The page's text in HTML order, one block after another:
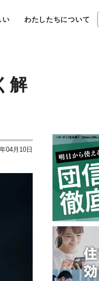
い わたしたちについて
解
04月10日